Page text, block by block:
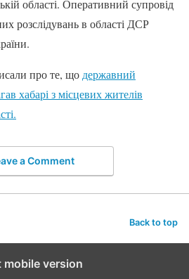
області. Оперативний супровід
розслідувань в області ДСР
про те, що державний
хабарі з місцевих жителів
a Comment
Back to top
mobile version